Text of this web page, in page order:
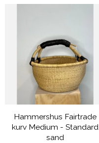
Hammershus Fairtrade
kurv Medium - Standard
sand